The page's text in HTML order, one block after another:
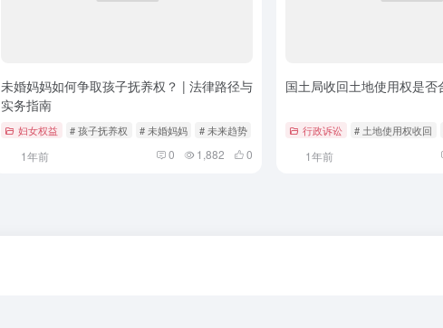
未婚妈妈如何争取孩子抚养权？ | 法律路径与
实务指南
妇女权益 # 孩子抚养权 # 未婚妈妈 # 未来趋势
1年前 0 1,882 0
国土局收回土地使用权是否
行政诉讼 # 土地使用权收回
1年前